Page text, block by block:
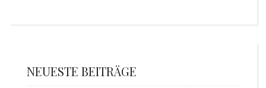
NEUESTE BEITRÄGE